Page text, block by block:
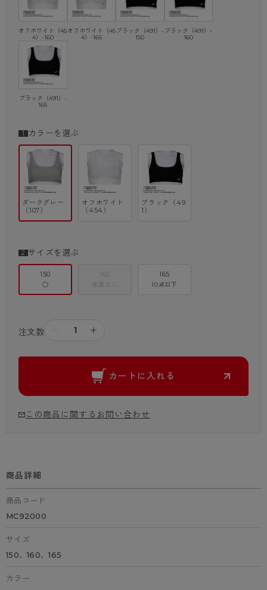
オフホワイト（45
4）-160
オフホワイト（45
4）-165
ブラック（491）-
150
ブラック（491）-
160
ブラック（491）-
165
カラーを選ぶ
ダークグレー
（107）
オフホワイト
（454）
ブラック（49
1）
サイズを選ぶ
150
○
160
在庫なし
165
10点以下
注文数 ＋
カートに入れる
この商品に関するお問い合わせ
商品詳細
商品コード
MC92000
サイズ
150、160、165
カラー